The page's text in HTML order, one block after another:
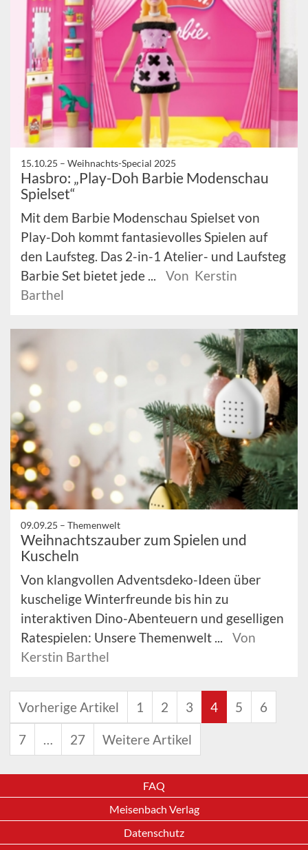
15.10.25 – Weihnachts-Special 2025
Hasbro: „Play-Doh Barbie Modenschau
Spielset“
Mit dem Barbie Modenschau Spielset von
Play-Doh kommt fantasievolles Spielen auf
den Laufsteg. Das 2-in-1 Atelier- und Laufsteg
Barbie Set bietet jede ...
Von Kerstin
Barthel
09.09.25 – Themenwelt
Weihnachtszauber zum Spielen und
Kuscheln
Von klangvollen Adventsdeko-Ideen über
kuschelige Winterfreunde bis hin zu
interaktiven Dino-Abenteuern und geselligen
Ratespielen: Unsere Themenwelt ...
Von
Kerstin Barthel
Vorherige Artikel 1 2 3 4 5 6
7 … 27 Weitere Artikel
FAQ
Meisenbach Verlag
Datenschutz